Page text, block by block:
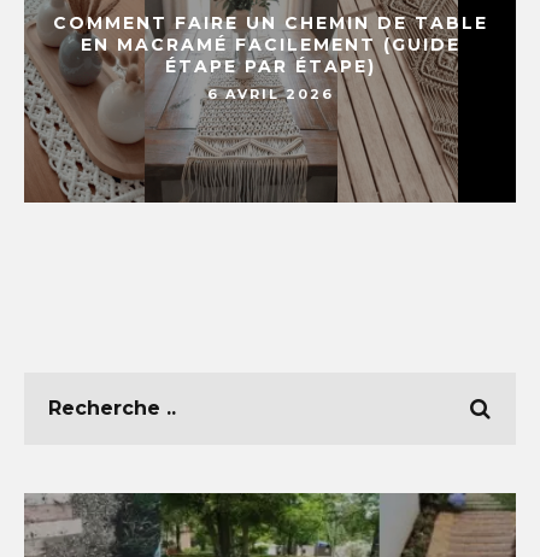
COMMENT FAIRE UN CHEMIN DE TABLE
EN MACRAMÉ FACILEMENT (GUIDE
ÉTAPE PAR ÉTAPE)
6 AVRIL 2026